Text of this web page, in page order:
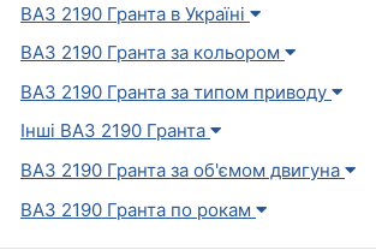
ВАЗ 2190 Гранта в Україні
ВАЗ 2190 Гранта за кольором
ВАЗ 2190 Гранта за типом приводу
Інші ВАЗ 2190 Гранта
ВАЗ 2190 Гранта за об'ємом двигуна
ВАЗ 2190 Гранта по рокам